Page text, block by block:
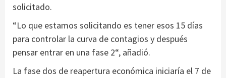
solicitado.
“Lo que estamos solicitando es tener esos 15 días
para controlar la curva de contagios y después
pensar entrar en una fase 2“, añadió.
La fase dos de reapertura económica iniciaría el 7 de